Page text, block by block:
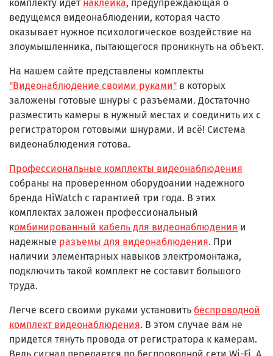
комплекту идет наклейка, предупреждающая о
ведущемся видеонаблюдении, которая часто
оказывает нужное психологическое воздействие на
злоумышленника, пытающегося проникнуть на объект.
На нашем сайте представлены комплекты
"Видеонаблюдение своими руками" в которых
заложены готовые шнуры с разъемами. Достаточно
разместить камеры в нужный местах и соединить их с
регистратором готовыми шнурами. И всё! Система
видеонаблюдения готова.
Профессиональные комплекты видеонаблюдения
собраны на проверенном оборудоании надежного
бренда HiWatch с гарантией три года. В этих
комплектах заложен профессиональный
комбинированный кабель для видеонаблюдения и
надежные разъемы для видеонаблюдения. При
наличии элементарных навыков электромонтажа,
подключить такой комплект не составит большого
труда.
Легче всего своими руками установить беспроводной
комплект видеонаблюдения. В этом случае вам не
придется тянуть провода от регистратора к камерам.